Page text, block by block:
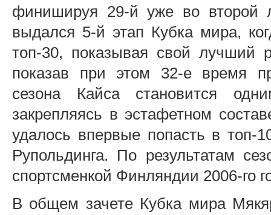
финишируя 29-й уже во второй
выдался 5-й этап Кубка мира,
топ-30, показывая свой лучший
показав при этом 32-е время
сезона Кайса становится
закрепляясь в эстафетном
удалось впервые попасть в топ-
Рупольдинга. По результатам
спортсменкой Финляндии 2006-го
В общем зачете Кубка мира